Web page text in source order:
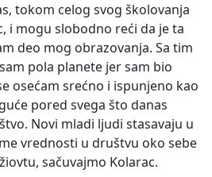
tokom celog svog školovanja
i mogu slobodno reći da je ta
deo mog obrazovanja. Sa tim
pola planete jer sam bio
osećam srećno i ispunjeno kao
pored svega što danas
Novi mladi ljudi stasavaju u
vrednosti u društvu oko sebe
sačuvajmo Kolarac.